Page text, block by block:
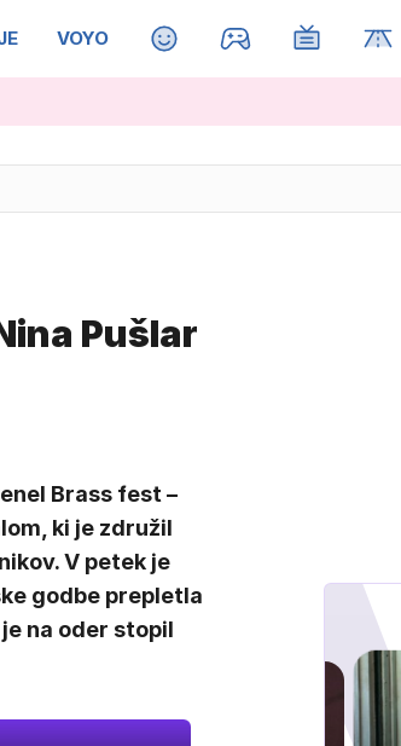
VOYO MAGAZIN
Pušlar
Brass fest –
ki je združil
V petek je
godbe prepletla
na oder stopil